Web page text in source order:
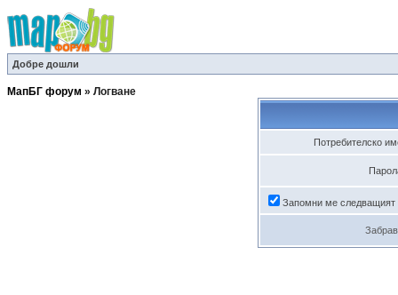
Добре дошли
МапБГ форум » Логване
Потребителско
Запомни ме следващият